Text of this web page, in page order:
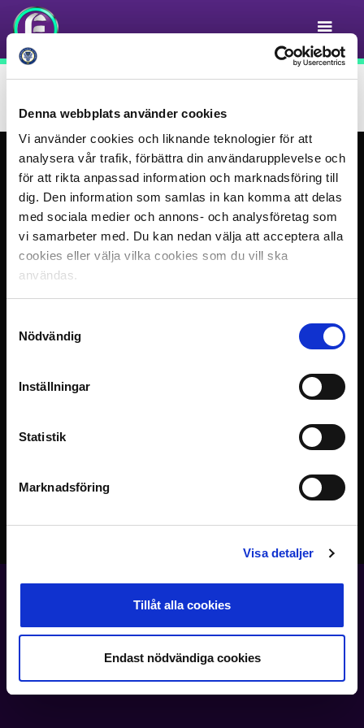
Denna webbplats använder cookies
Vi använder cookies och liknande teknologier för att
analysera vår trafik, förbättra din användarupplevelse och
för att rikta anpassad information och marknadsföring till
dig. Den information som samlas in kan komma att delas
med sociala medier och annons- och analysföretag som
vi samarbeter med. Du kan nedan välja att acceptera alla
cookies eller välja vilka cookies som du vill ska
användas.
Nödvändig
Inställningar
Statistik
Marknadsföring
Visa detaljer
Tillåt alla cookies
Endast nödvändiga cookies
Djurgårdens IF